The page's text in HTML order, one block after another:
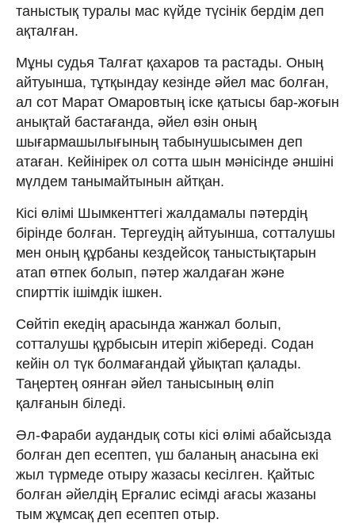
таныстық туралы мас күйде түсінік бердім деп
ақталған.
Мұны судья Талғат қахаров та растады. Оның
айтуынша, тұтқындау кезінде әйел мас болған,
ал сот Марат Омаровтың іске қатысы бар-жоғын
анықтай бастағанда, әйел өзін оның
шығармашылығының табынушысымен деп
атаған. Кейінірек ол сотта шын мәнісінде әншіні
мүлдем танымайтынын айтқан.
Кісі өлімі Шымкенттегі жалдамалы пәтердің
бірінде болған. Тергеудің айтуынша, сотталушы
мен оның құрбаны кездейсоқ таныстықтарын
атап өтпек болып, пәтер жалдаған және
спирттік ішімдік ішкен.
Сөйтіп екедің арасында жанжал болып,
сотталушы құрбысын итеріп жібереді. Содан
кейін ол түк болмағандай ұйықтап қалады.
Таңертең оянған әйел танысының өліп
қалғанын біледі.
Әл-Фараби аудандық соты кісі өлімі абайсызда
болған деп есептеп, үш баланың анасына екі
жыл түрмеде отыру жазасы кесілген. Қайтыс
болған әйелдің Ерғалис есімді ағасы жазаны
тым жұмсақ деп есептеп отыр.